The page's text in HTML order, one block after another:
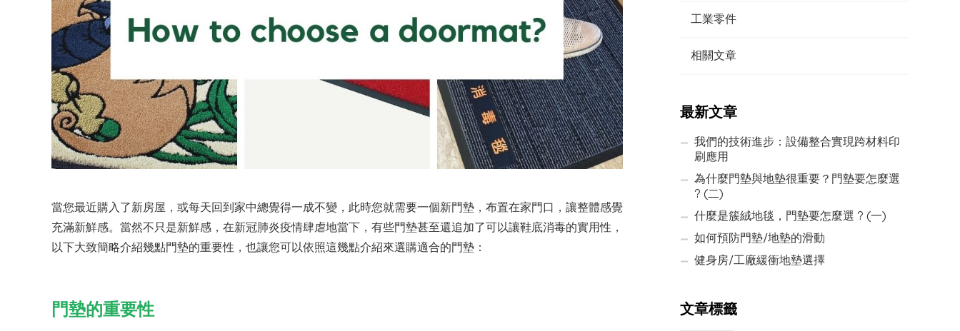
當您最近購入了新房屋，或每天回到家中總覺得一成不變，此時您就需要一個新門墊，布置在家門口，讓整體感覺
充滿新鮮感。當然不只是新鮮感，在新冠肺炎疫情肆虐地當下，有些門墊甚至還追加了可以讓鞋底消毒的實用性，
以下大致簡略介紹幾點門墊的重要性，也讓您可以依照這幾點介紹來選購適合的門墊：
門墊的重要性
工業零件
相關文章
最新文章
我們的技術進步：設備整合實現跨材料印
刷應用
為什麼門墊與地墊很重要？門墊要怎麼選
? (二)
什麼是簇絨地毯，門墊要怎麼選 ? (一)
如何預防門墊/地墊的滑動
健身房/工廠緩衝地墊選擇
文章標籤